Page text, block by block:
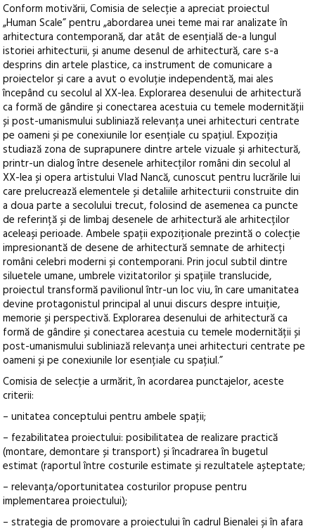
Conform motivării, Comisia de selecție a apreciat proiectul
„Human Scale” pentru „abordarea unei teme mai rar analizate în
arhitectura contemporană, dar atât de esențială de-a lungul
istoriei arhitecturii, și anume desenul de arhitectură, care s-a
desprins din artele plastice, ca instrument de comunicare a
proiectelor și care a avut o evoluție independentă, mai ales
începând cu secolul al XX-lea. Explorarea desenului de arhitectură
ca formă de gândire și conectarea acestuia cu temele modernității
și post-umanismului subliniază relevanța unei arhitecturi centrate
pe oameni și pe conexiunile lor esențiale cu spațiul. Expoziția
studiază zona de suprapunere dintre artele vizuale și arhitectură,
printr-un dialog între desenele arhitecților români din secolul al
XX-lea și opera artistului Vlad Nancă, cunoscut pentru lucrările lui
care prelucrează elementele și detaliile arhitecturii construite din
a doua parte a secolului trecut, folosind de asemenea ca puncte
de referință și de limbaj desenele de arhitectură ale arhitecților
aceleași perioade. Ambele spații expoziționale prezintă o colecție
impresionantă de desene de arhitectură semnate de arhitecți
români celebri moderni și contemporani. Prin jocul subtil dintre
siluetele umane, umbrele vizitatorilor și spațiile translucide,
proiectul transformă pavilionul într-un loc viu, în care umanitatea
devine protagonistul principal al unui discurs despre intuiție,
memorie și perspectivă. Explorarea desenului de arhitectură ca
formă de gândire și conectarea acestuia cu temele modernității și
post-umanismului subliniază relevanța unei arhitecturi centrate pe
oameni și pe conexiunile lor esențiale cu spațiul.”
Comisia de selecție a urmărit, în acordarea punctajelor, aceste
criterii:
– unitatea conceptului pentru ambele spații;
– fezabilitatea proiectului: posibilitatea de realizare practică
(montare, demontare și transport) și încadrarea în bugetul
estimat (raportul între costurile estimate și rezultatele așteptate;
– relevanța/oportunitatea costurilor propuse pentru
implementarea proiectului);
– strategia de promovare a proiectului în cadrul Bienalei și în afara